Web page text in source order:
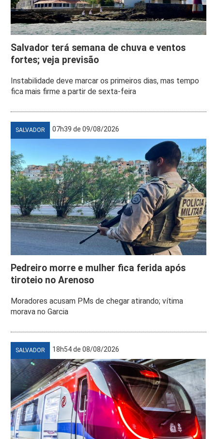
Salvador terá semana de chuva e ventos
fortes; veja previsão
Instabilidade deve marcar os primeiros dias, mas tempo
fica mais firme a partir de sexta-feira
SALVADOR 07h39 de 09/08/2026
Pedreiro morre e mulher fica ferida após
tiroteio no Arenoso
Moradores acusam PMs de chegar atirando; vítima
morava no Garcia
SALVADOR 18h54 de 08/08/2026